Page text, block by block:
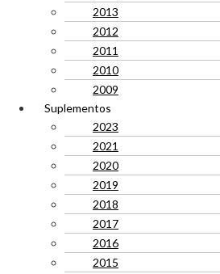
2013
2012
2011
2010
2009
Suplementos
2023
2021
2020
2019
2018
2017
2016
2015